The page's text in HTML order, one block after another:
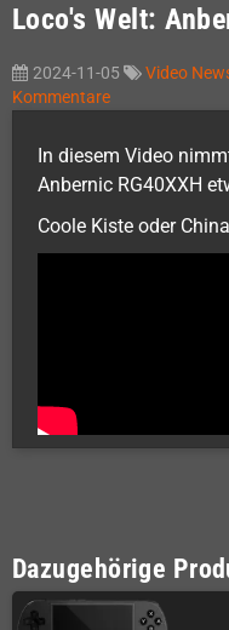
Loco's Welt:
2024-11-05 Video
Kommentare
In diesem Video
Anbernic RG40XXH
Coole Kiste oder
Dazugehörige